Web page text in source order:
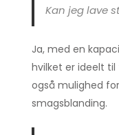
Kan jeg lave
Ja, med en
hvilket er ideelt
også mulighed
smagsblanding.